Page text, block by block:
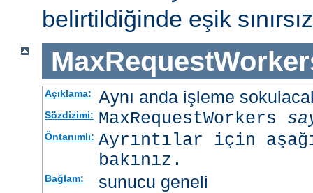
belirtildiğinde eşik
Açıklama: Aynı anda işleme
Sözdizimi: MaxRequestWorkers
Öntanımlı: Ayrıntılar için
bakınız.
Bağlam: sunucu geneli